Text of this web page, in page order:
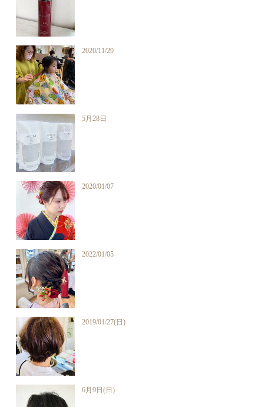
2020/11/29
5月28日
2020/01/07
2022/01/05
2019/01/27(日)
6月9日(日)